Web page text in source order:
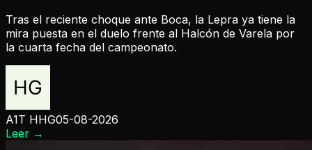
Tras el reciente choque ante Boca, la Lepra ya tiene la
mira puesta en el duelo frente al Halcón de Varela por
la cuarta fecha del campeonato.
A1T HHG05-08-2026
Leer →